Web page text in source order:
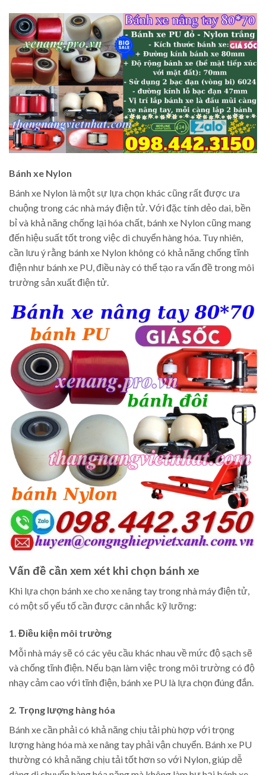
Bánh xe Nylon
Bánh xe Nylon là một sự lựa chọn khác cũng rất được ưa
chuộng trong các nhà máy điện tử. Với đặc tính dẻo dai, bền
bỉ và khả năng chống lại hóa chất, bánh xe Nylon cũng mang
đến hiệu suất tốt trong việc di chuyển hàng hóa. Tuy nhiên,
cần lưu ý rằng bánh xe Nylon không có khả năng chống tĩnh
điện như bánh xe PU, điều này có thể tạo ra vấn đề trong môi
trường sản xuất điện tử.
Vấn đề cần xem xét khi chọn bánh xe
Khi lựa chọn bánh xe cho xe nâng tay trong nhà máy điện tử,
có một số yếu tố cần được cân nhắc kỹ lưỡng:
1. Điều kiện môi trường
Mỗi nhà máy sẽ có các yêu cầu khác nhau về mức độ sạch sẽ
và chống tĩnh điện. Nếu bạn làm việc trong môi trường có độ
nhạy cảm cao với tĩnh điện, bánh xe PU là lựa chọn đúng đắn.
2. Trọng lượng hàng hóa
Bánh xe cần phải có khả năng chịu tải phù hợp với trọng
lượng hàng hóa mà xe nâng tay phải vận chuyển. Bánh xe PU
thường có khả năng chịu tải tốt hơn so với Nylon, giúp dễ